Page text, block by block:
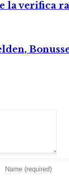
la verifica